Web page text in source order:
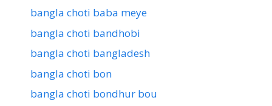
bangla choti baba meye
bangla choti bandhobi
bangla choti bangladesh
bangla choti bon
bangla choti bondhur bou